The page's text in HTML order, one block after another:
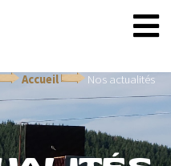
Accueil Nos actualités